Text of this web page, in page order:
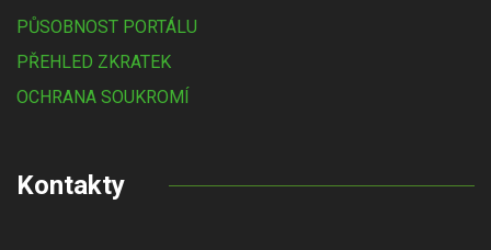
PŮSOBNOST PORTÁLU
PŘEHLED ZKRATEK
OCHRANA SOUKROMÍ
Kontakty